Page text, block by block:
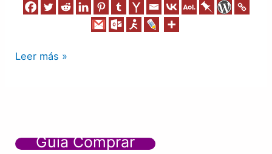
Leer más »
Guía Comprar